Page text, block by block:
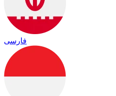
فارسی